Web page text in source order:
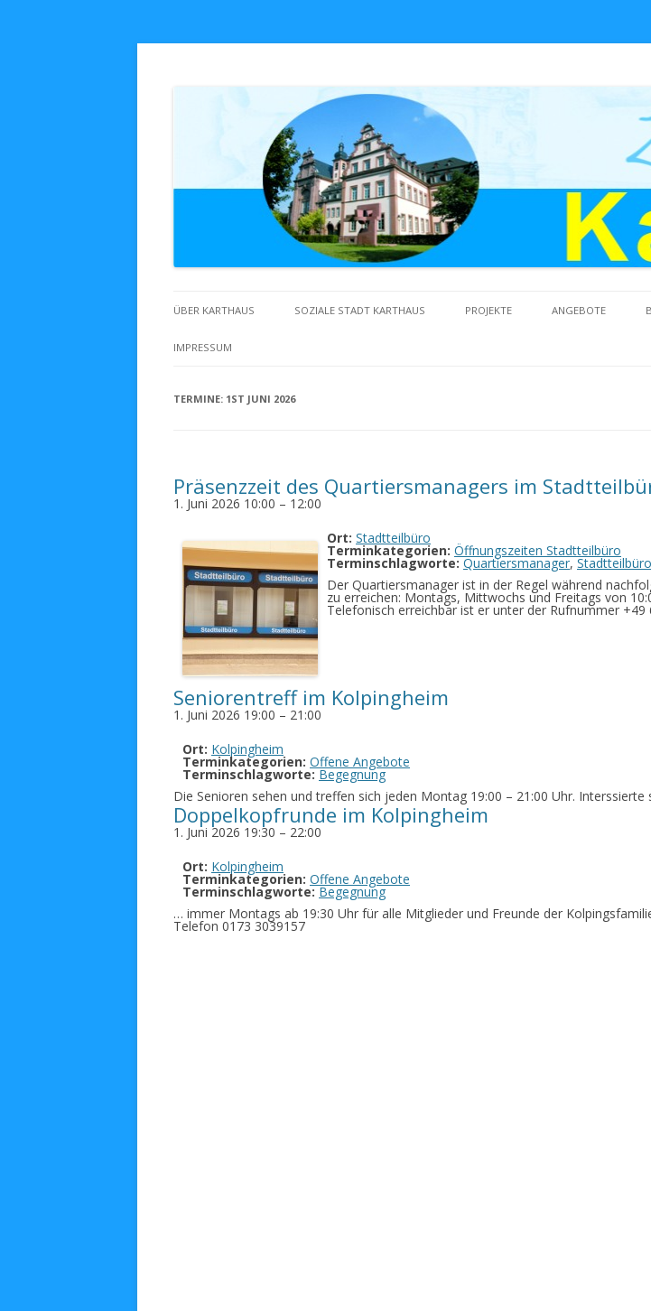
Zuhaus in Karthaus
ÜBER KARTHAUS SOZIALE STADT KARTHAUS PROJEKTE ANGEBOTE
IMPRESSUM
TERMINE: 1ST JUNI 2026
Präsenzzeit des Quartiersmanagers im
1. Juni 2026 10:00 – 12:00
Ort: Stadtteilbüro
Terminkategorien: Öffnungszeiten Stadtteilbüro
Terminschlagworte: Quartiersmanager,Stadtteilbüro
Der Quartiersmanager ist in der Regel während
zu erreichen: Montags, Mittwochs und Freitags von
Telefonisch erreichbar ist er unter der Rufnummer
Seniorentreff im Kolpingheim
1. Juni 2026 19:00 – 21:00
Ort: Kolpingheim
Terminkategorien: Offene Angebote
Terminschlagworte: Begegnung
Die Senioren sehen und treffen sich jeden Montag 19:00 – 21:00 Uhr. Interssierte
Doppelkopfrunde im Kolpingheim
1. Juni 2026 19:30 – 22:00
Ort: Kolpingheim
Terminkategorien: Offene Angebote
Terminschlagworte: Begegnung
… immer Montags ab 19:30 Uhr für alle Mitglieder und Freunde der
Telefon 0173 3039157